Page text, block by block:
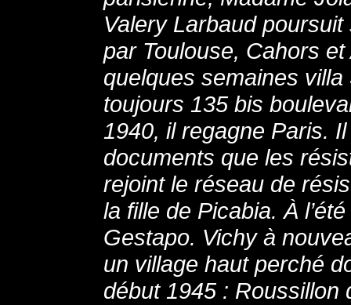
Valery Larbaud
par Toulouse, Cahors
quelques semaines
toujours 135 bis
1940, il regagne Paris.
documents que les
rejoint le réseau de
la fille de Picabia. À
Gestapo. Vichy à
un village haut perché
début 1945 : Roussillon